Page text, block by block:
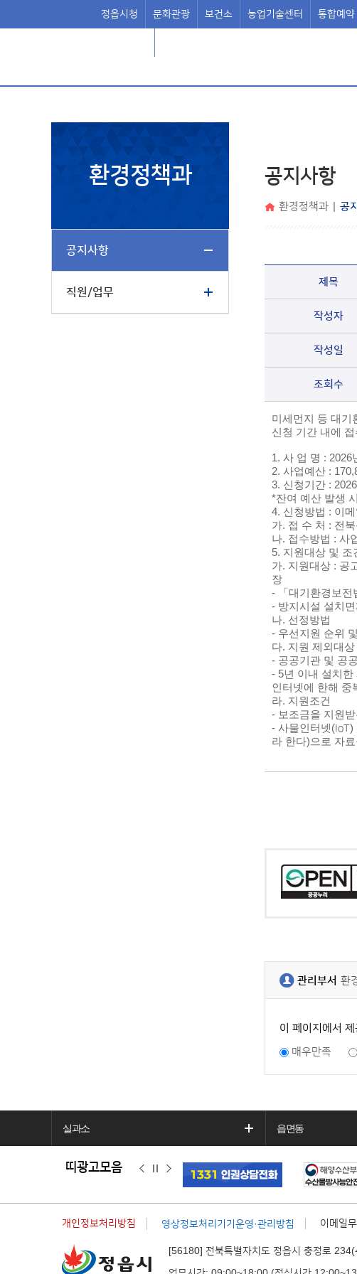
정읍시청 문화관광 보건소 농업기술센터 통합예약
환경정책과
공지사항
직원/업무
공지사항
환경정책과 공
제목
작성자
작성일
조회수
미세먼지 등 대기
신청 기간 내에
1. 사 업 명 : 2026
2. 사업예산 :
3. 신청기간 :
*잔여 예산 발생 시
4. 신청방법 : 이
가. 접 수 처 : 전
나. 접수방법 : 사
5. 지원대상 및 조
가. 지원대상 : 공
장
- 「 대기환경보전
- 방지시설 설치
나. 선정방법
- 우선지원 순위
다. 지원 제외대상
- 공공기관 및 공
- 5년 이내 설치한
인터넷에 한해 중
라. 지원조건
- 보조금을 지원
- 사물인터넷(IoT)
라 한다)으로 자
관리부서 환
이 페이지에서
매우만족
실과소 읍면동
띠광고모음
개인정보처리방침 영상정보처리기기운영·관리방침 이메일
[56180] 전북특별자치도 정읍시 충정로 234(